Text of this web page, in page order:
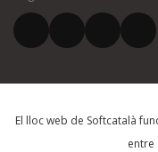
El vostre correu
Què proposeu?
El lloc web de Softcatalà
entre